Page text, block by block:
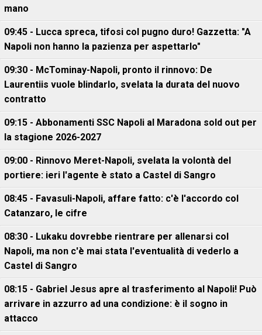
mano
09:45 - Lucca spreca, tifosi col pugno duro! Gazzetta: "A
Napoli non hanno la pazienza per aspettarlo"
09:30 - McTominay-Napoli, pronto il rinnovo: De
Laurentiis vuole blindarlo, svelata la durata del nuovo
contratto
09:15 - Abbonamenti SSC Napoli al Maradona sold out per
la stagione 2026-2027
09:00 - Rinnovo Meret-Napoli, svelata la volontà del
portiere: ieri l'agente è stato a Castel di Sangro
08:45 - Favasuli-Napoli, affare fatto: c'è l'accordo col
Catanzaro, le cifre
08:30 - Lukaku dovrebbe rientrare per allenarsi col
Napoli, ma non c'è mai stata l'eventualità di vederlo a
Castel di Sangro
08:15 - Gabriel Jesus apre al trasferimento al Napoli! Può
arrivare in azzurro ad una condizione: è il sogno in
attacco